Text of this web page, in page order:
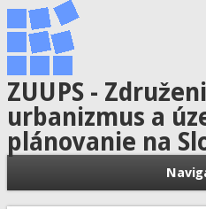
ZUUPS -
urbanizmus a
plánovanie na